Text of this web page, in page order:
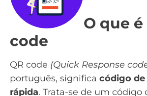
O que é
code
QR code (Quick Response
português, significa código
rápida. Trata-se de um código